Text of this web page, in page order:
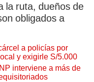
la ruta, dueños de
obligados a
a policías por
y exigirle S/5.000
interviene a más de